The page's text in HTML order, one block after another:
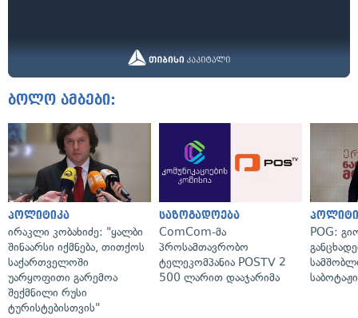
ბოლო ამბები:
პოლიტიკა
ირაკლი კობახიძე: "ყალბი
შინაარსი იქმნება, თითქოს
საქართველოში
უარყოფითი გარემოა
შექმნილი რუსი
ტურისტებისთვის"
საზოგადოება
ComCom-მა
პროსამთავრობო
ტელეკომპანია POSTV 2
500 ლარით დააჯარიმა
POG: